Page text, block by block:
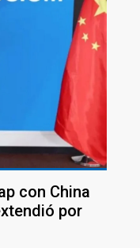
con China
por